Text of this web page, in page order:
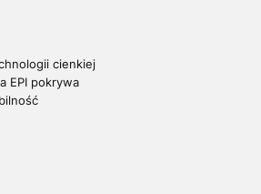
cienkiej
EPI pokrywa